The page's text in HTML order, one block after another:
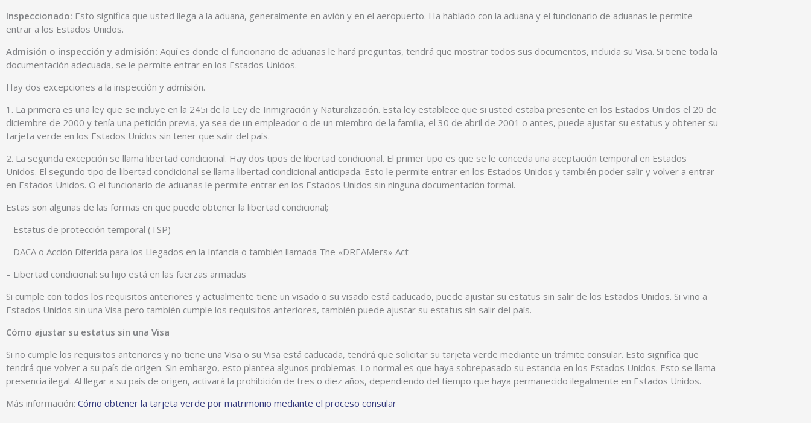
Inspeccionado: Esto significa que usted llega a la aduana, generalmente en avión y en el aeropuerto. Ha hablado con la aduana y el funcionario de aduanas le permite
entrar a los Estados Unidos.
Admisión o inspección y admisión: Aquí es donde el funcionario de aduanas le hará preguntas, tendrá que mostrar todos sus documentos, incluida su Visa. Si tiene toda la
documentación adecuada, se le permite entrar en los Estados Unidos.
Hay dos excepciones a la inspección y admisión.
1. La primera es una ley que se incluye en la 245i de la Ley de Inmigración y Naturalización. Esta ley establece que si usted estaba presente en los Estados Unidos el 20 de
diciembre de 2000 y tenía una petición previa, ya sea de un empleador o de un miembro de la familia, el 30 de abril de 2001 o antes, puede ajustar su estatus y obtener su
tarjeta verde en los Estados Unidos sin tener que salir del país.
2. La segunda excepción se llama libertad condicional. Hay dos tipos de libertad condicional. El primer tipo es que se le conceda una aceptación temporal en Estados
Unidos. El segundo tipo de libertad condicional se llama libertad condicional anticipada. Esto le permite entrar en los Estados Unidos y también poder salir y volver a entrar
en Estados Unidos. O el funcionario de aduanas le permite entrar en los Estados Unidos sin ninguna documentación formal.
Estas son algunas de las formas en que puede obtener la libertad condicional;
– Estatus de protección temporal (TSP)
– DACA o Acción Diferida para los Llegados en la Infancia o también llamada The «DREAMers» Act
– Libertad condicional: su hijo está en las fuerzas armadas
Si cumple con todos los requisitos anteriores y actualmente tiene un visado o su visado está caducado, puede ajustar su estatus sin salir de los Estados Unidos. Si vino a
Estados Unidos sin una Visa pero también cumple los requisitos anteriores, también puede ajustar su estatus sin salir del país.
Cómo ajustar su estatus sin una Visa
Si no cumple los requisitos anteriores y no tiene una Visa o su Visa está caducada, tendrá que solicitar su tarjeta verde mediante un trámite consular. Esto significa que
tendrá que volver a su país de origen. Sin embargo, esto plantea algunos problemas. Lo normal es que haya sobrepasado su estancia en los Estados Unidos. Esto se llama
presencia ilegal. Al llegar a su país de origen, activará la prohibición de tres o diez años, dependiendo del tiempo que haya permanecido ilegalmente en Estados Unidos.
Más información: Cómo obtener la tarjeta verde por matrimonio mediante el proceso consular